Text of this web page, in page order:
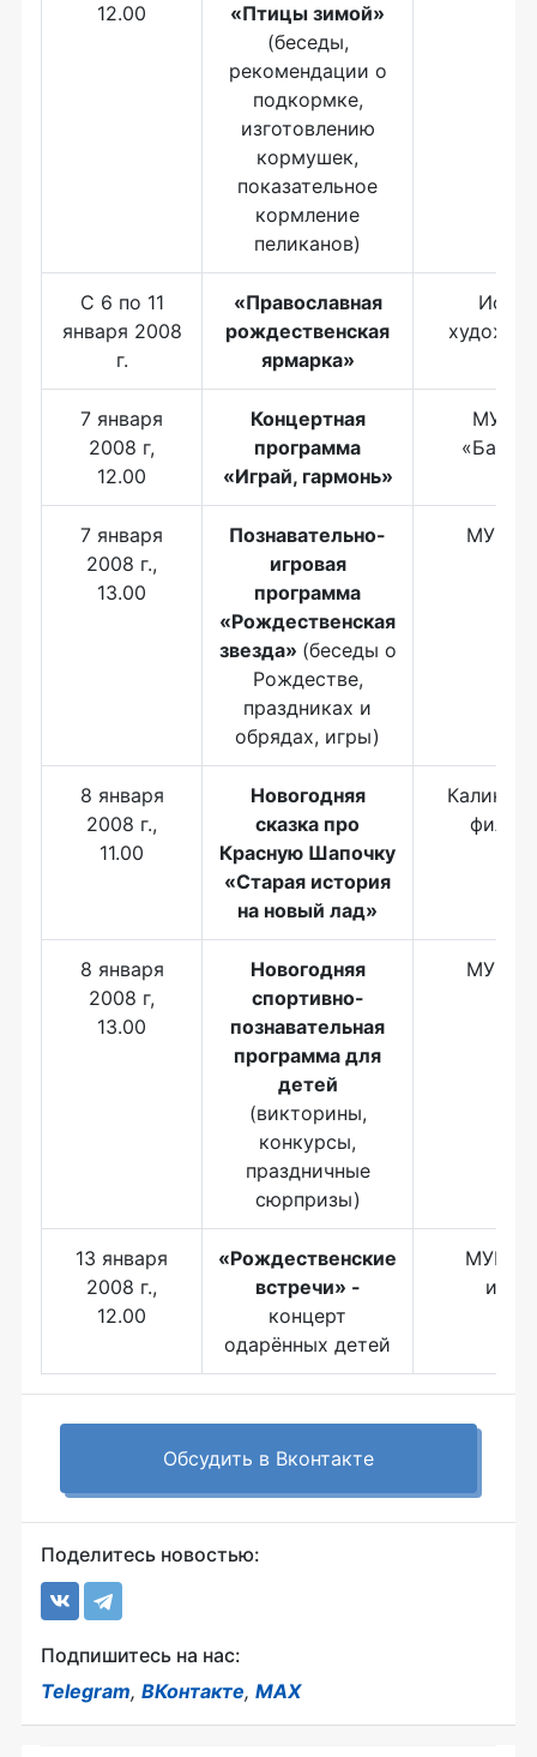
12.00
«Птицы зимой»
(беседы,
рекомендации о
подкормке,
изготовлению
кормушек,
показательное
кормление
пеликанов)
С 6 по 11
января 2008
г.
«Православная
рождественская
ярмарка»
7 января
2008 г,
12.00
Концертная
программа
«Играй, гармонь»
МУП
7 января
2008 г.,
13.00
Познавательно-
игровая
программа
«Рождественская
звезда» (беседы о
Рождестве,
праздниках и
обрядах, игры)
МУК
8 января
2008 г.,
11.00
Новогодняя
сказка про
Красную Шапочку
«Старая история
на новый лад»
8 января
2008 г,
13.00
Новогодняя
спортивно-
познавательная
программа для
детей
(викторины,
конкурсы,
праздничные
сюрпризы)
МУК
13 января
2008 г.,
12.00
«Рождественские
встречи» -
концерт
одарённых детей
МУК
Обсудить в Вконтакте
Поделитесь новостью:
Подпишитесь на нас:
Telegram, ВКонтакте, MAX